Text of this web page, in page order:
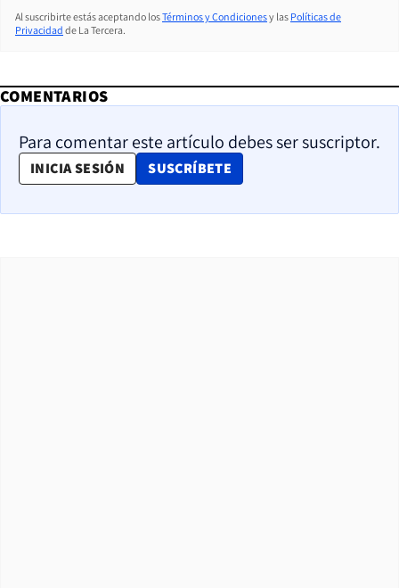
Al suscribirte estás aceptando losTérminos y Condicionesy las Políticas de
Privacidad de La Tercera.
COMENTARIOS
Para comentar este artículo debes ser suscriptor.
INICIA SESIÓN SUSCRÍBETE
OPENS IN NEW WINDOW